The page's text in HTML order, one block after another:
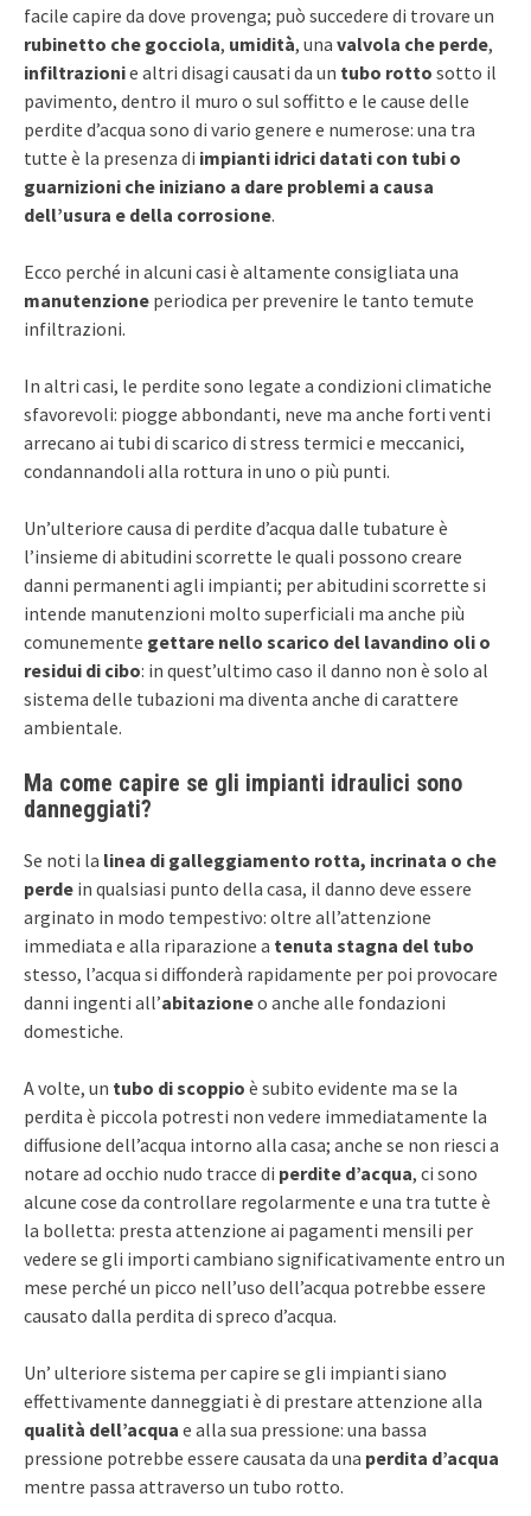
facile capire da dove provenga; può succedere di trovare un
rubinetto che gocciola, umidità, una valvola che perde,
infiltrazionie altri disagi causati da un tubo rotto sotto il
pavimento, dentro il muro o sul soffitto e le cause delle
perdite d’acqua sono di vario genere e numerose: una tra
tutte è la presenza di impianti idrici datati con tubi o
guarnizioni che iniziano a dare problemi a causa
dell’usura e della corrosione.
Ecco perché in alcuni casi è altamente consigliata una
manutenzione periodica per prevenire le tanto temute
infiltrazioni.
In altri casi, le perdite sono legate a condizioni climatiche
sfavorevoli: piogge abbondanti, neve ma anche forti venti
arrecano ai tubi di scarico di stress termici e meccanici,
condannandoli alla rottura in uno o più punti.
Un’ulteriore causa di perdite d’acqua dalle tubature è
l’insieme di abitudini scorrette le quali possono creare
danni permanenti agli impianti; per abitudini scorrette si
intende manutenzioni molto superficiali ma anche più
comunemente gettare nello scarico del lavandino oli o
residui di cibo: in quest’ultimo caso il danno non è solo al
sistema delle tubazioni ma diventa anche di carattere
ambientale.
Ma come capire se gli impianti idraulici sono
danneggiati?
Se noti la linea di galleggiamento rotta, incrinata o che
perde in qualsiasi punto della casa, il danno deve essere
arginato in modo tempestivo: oltre all’attenzione
immediata e alla riparazione a tenuta stagna del tubo
stesso, l’acqua si diffonderà rapidamente per poi provocare
danni ingenti all’abitazioneo anche alle fondazioni
domestiche.
A volte, un tubo di scoppio è subito evidente ma se la
perdita è piccola potresti non vedere immediatamente la
diffusione dell’acqua intorno alla casa; anche se non riesci a
notare ad occhio nudo tracce di perdite d’acqua, ci sono
alcune cose da controllare regolarmente e una tra tutte è
la bolletta: presta attenzione ai pagamenti mensili per
vedere se gli importi cambiano significativamente entro un
mese perché un picco nell’uso dell’acqua potrebbe essere
causato dalla perdita di spreco d’acqua.
Un’ ulteriore sistema per capire se gli impianti siano
effettivamente danneggiati è di prestare attenzione alla
qualità dell’acqua e alla sua pressione: una bassa
pressione potrebbe essere causata da una perdita d’acqua
mentre passa attraverso un tubo rotto.